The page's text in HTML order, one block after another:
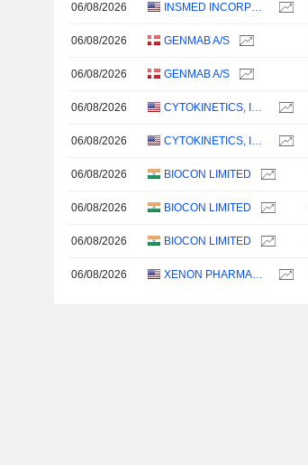
06/08/2026 INSMED INCORPORATED
06/08/2026 GENMAB A/S
06/08/2026 GENMAB A/S
06/08/2026 CYTOKINETICS, INCORPORATED
06/08/2026 CYTOKINETICS, INCORPORATED
06/08/2026 BIOCON LIMITED
06/08/2026 BIOCON LIMITED
06/08/2026 BIOCON LIMITED
06/08/2026 XENON PHARMACEUTICALS INC.